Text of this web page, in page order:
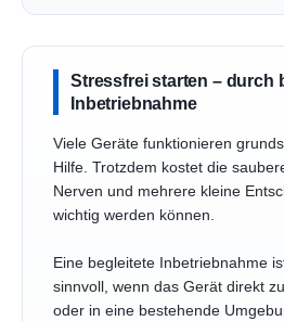
Stressfrei starten – durch
Inbetriebnahme
Viele Geräte funktionieren
Hilfe. Trotzdem kostet die
Nerven und mehrere kleine
wichtig werden können.
Eine begleitete Inbetriebnahme
sinnvoll, wenn das Gerät direkt
oder in eine bestehende